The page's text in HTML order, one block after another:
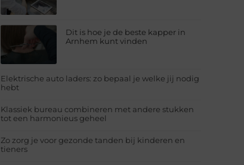
Dit is hoe je de beste kapper in
Arnhem kunt vinden
Elektrische auto laders: zo bepaal je welke jij nodig
hebt
Klassiek bureau combineren met andere stukken
tot een harmonieus geheel
Zo zorg je voor gezonde tanden bij kinderen en
tieners